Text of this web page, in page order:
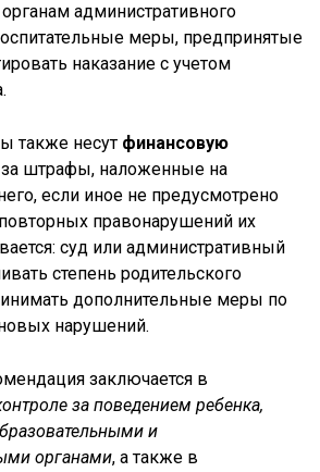
административного
меры, предпринятые
наказание с учетом
также несут финансовую
за штрафы, наложенные на
если иное не предусмотрено
правонарушений их
суд или административный
степень родительского
дополнительные меры по
нарушений.
заключается в
за поведением ребенка,
и
органами, а также в